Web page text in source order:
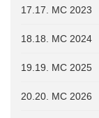
17.17. MC 2023
18.18. MC 2024
19.19. MC 2025
20.20. MC 2026